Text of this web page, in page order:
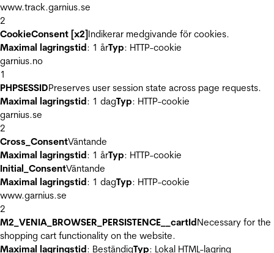
www.track.garnius.se
2
CookieConsent [x2]Indikerar medgivande för cookies.
Maximal lagringstid: 1 årTyp: HTTP-cookie
garnius.no
1
PHPSESSIDPreserves user session state across page requests.
Maximal lagringstid: 1 dagTyp: HTTP-cookie
garnius.se
2
Cross_ConsentVäntande
Maximal lagringstid: 1 årTyp: HTTP-cookie
Initial_ConsentVäntande
Maximal lagringstid: 1 dagTyp: HTTP-cookie
www.garnius.se
2
M2_VENIA_BROWSER_PERSISTENCE__cartIdNecessary for the
shopping cart functionality on the website.
Maximal lagringstid: BeständigTyp: Lokal HTML-lagring